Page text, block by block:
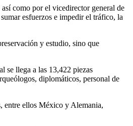
como por el vicedirector general de
esfuerzos e impedir el tráfico, la
y estudio, sino que
se llega a las 13,422 piezas
diplomáticos, personal de
entre ellos México y Alemania,